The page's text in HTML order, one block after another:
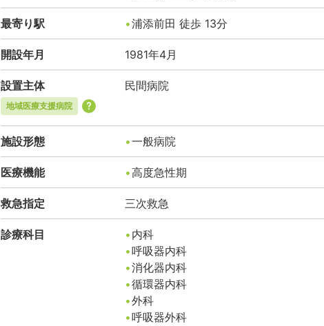
最寄り駅 浦添前田 徒歩 13分
開設年月 1981年4月
設置主体
地域医療支援病院
民間病院
施設形態 一般病院
医療機能 高度急性期
救急指定 三次救急
診療科目
内科
呼吸器内科
消化器内科
循環器内科
外科
呼吸器外科